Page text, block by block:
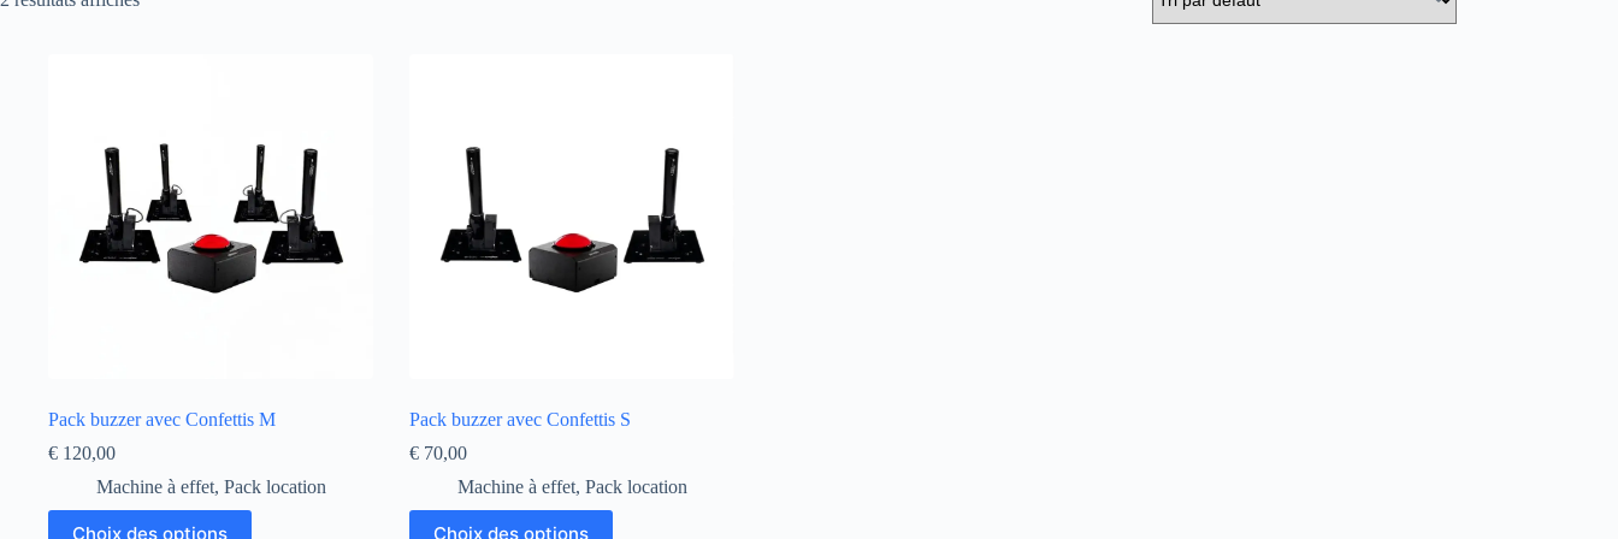
Pack buzzer avec Confettis M
€ 120,00
Machine à effet, Pack location
Choix des options
Ce
Pack buzzer avec Confettis S
€70,00
Machine à effet, Pack location
Choix des options
Ce